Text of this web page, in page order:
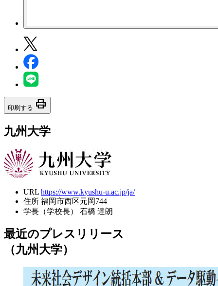
印刷する print
九州大学
URL https://www.kyushu-u.ac.jp/ja/
住所 福岡市西区元岡744
学長（学校長）
石橋 達朗
最近のプレスリリース
（九州大学）